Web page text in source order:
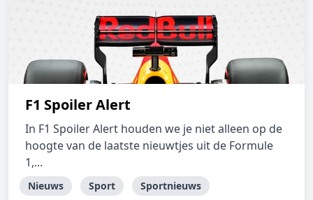
F1 Spoiler Alert
In F1 Spoiler Alert houden we je niet alleen op de
hoogte van de laatste nieuwtjes uit de Formule
1,...
Nieuws Sport Sportnieuws